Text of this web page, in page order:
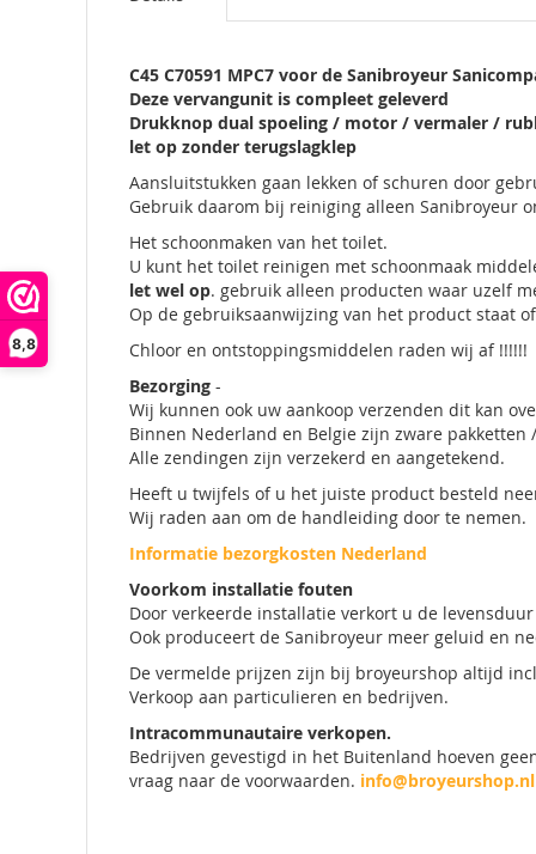
8,8
C45 C70591 MPC7 voor de Sanibroyeur
Deze vervangunit is compleet geleverd
Drukknop dual spoeling / motor / vermaler /
let op zonder terugslagklep
Aansluitstukken gaan lekken of schuren door
Gebruik daarom bij reiniging alleen Sanibroyeur
Het schoonmaken van het toilet.
U kunt het toilet reinigen met schoonmaak
let wel op. gebruik alleen producten waar uzelf
Op de gebruiksaanwijzing van het product staat
Chloor en ontstoppingsmiddelen raden wij af !!!!!!
Bezorging -
Wij kunnen ook uw aankoop verzenden dit kan
Binnen Nederland en Belgie zijn zware pakketten
Alle zendingen zijn verzekerd en aangetekend.
Heeft u twijfels of u het juiste product besteld
Wij raden aan om de handleiding door te nemen.
Informatie bezorgkosten Nederland
Voorkom installatie fouten
Door verkeerde installatie verkort u de
Ook produceert de Sanibroyeur meer geluid en
De vermelde prijzen zijn bij broyeurshop altijd
Verkoop aan particulieren en bedrijven.
Intracommunautaire verkopen.
Bedrijven gevestigd in het Buitenland hoeven
vraag naar de voorwaarden. info@broyeurshop.nl